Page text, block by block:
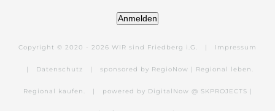
Anmelden
Copyright © 2020 - 2026 WIR sind Friedberg i.G. | Impressum
| Datenschutz | sponsored by RegioNow | Regional leben.
Regional kaufen. | powered by DigitalNow @ SKPROJECTS |